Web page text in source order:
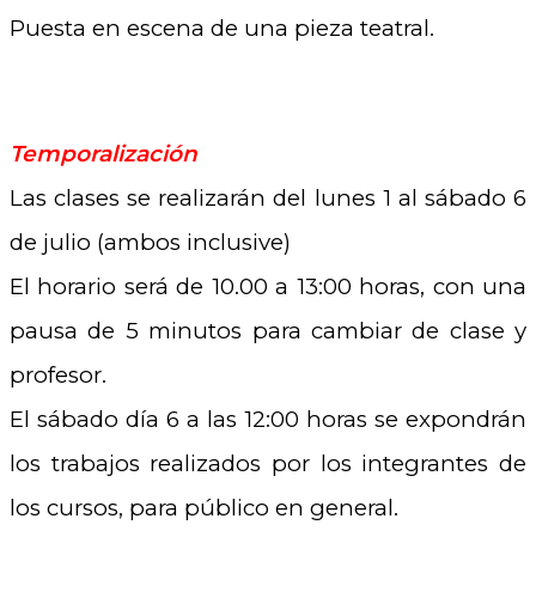
Puesta en escena de una pieza teatral.
Temporalización
Las clases se realizarán del lunes 1 al sábado 6
de julio (ambos inclusive)
El horario será de 10.00 a 13:00 horas, con una
pausa de 5 minutos para cambiar de clase y
profesor.
El sábado día 6 a las 12:00 horas se expondrán
los trabajos realizados por los integrantes de
los cursos, para público en general.